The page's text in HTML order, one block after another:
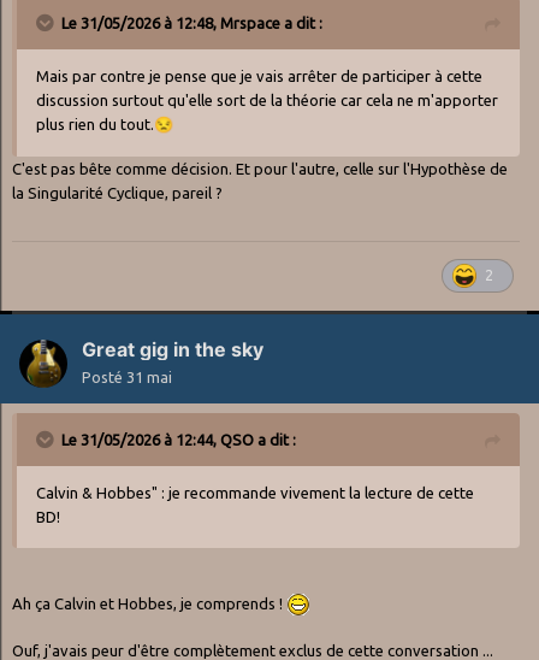
Le 31/05/2026 à 12:48, Mrspace a dit :
Mais par contre je pense que je vais arrêter de participer à cette
discussion surtout qu'elle sort de la théorie car cela ne m'apporter
plus rien du tout. 😒
C'est pas bête comme décision. Et pour l'autre, celle sur l'Hypothèse de
la Singularité Cyclique, pareil ?
2
Great gig in the sky
Posté 31 mai
Le 31/05/2026 à 12:44, QSO a dit :
Calvin & Hobbes" : je recommande vivement la lecture de cette
BD!
Ah ça Calvin et Hobbes, je comprends !
Ouf, j'avais peur d'être complètement exclus de cette conversation ...